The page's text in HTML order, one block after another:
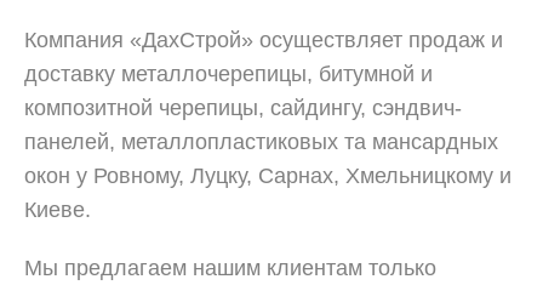
Компания «ДахСтрой» осуществляет продаж и
доставку металлочерепицы, битумной и
композитной черепицы, сайдингу, сэндвич-
панелей, металлопластиковых та мансардных
окон у Ровному, Луцку, Сарнах, Хмельницкому и
Киеве.
Мы предлагаем нашим клиентам только